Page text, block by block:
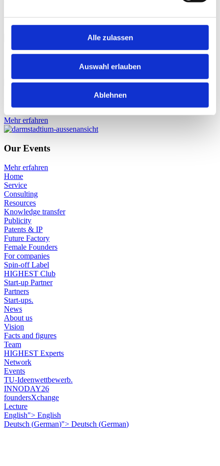
Alle zulassen
Auswahl erlauben
Ablehnen
64283 Darmstadt
Karolinenplatz 5
Mehr erfahren
Our Events
Mehr erfahren
Home
Service
Consulting
Resources
Knowledge transfer
Publicity
Patents & IP
Future Factory
Female Founders
For companies
Spin-off Label
HIGHEST Club
Start-up Partner
Partners
Start-ups.
News
About us
Vision
Facts and figures
Team
HIGHEST Experts
Network
Events
TU-Ideenwettbewerb.
INNODAY26
foundersXchange
Lecture
English"> English
Deutsch (German)"> Deutsch (German)